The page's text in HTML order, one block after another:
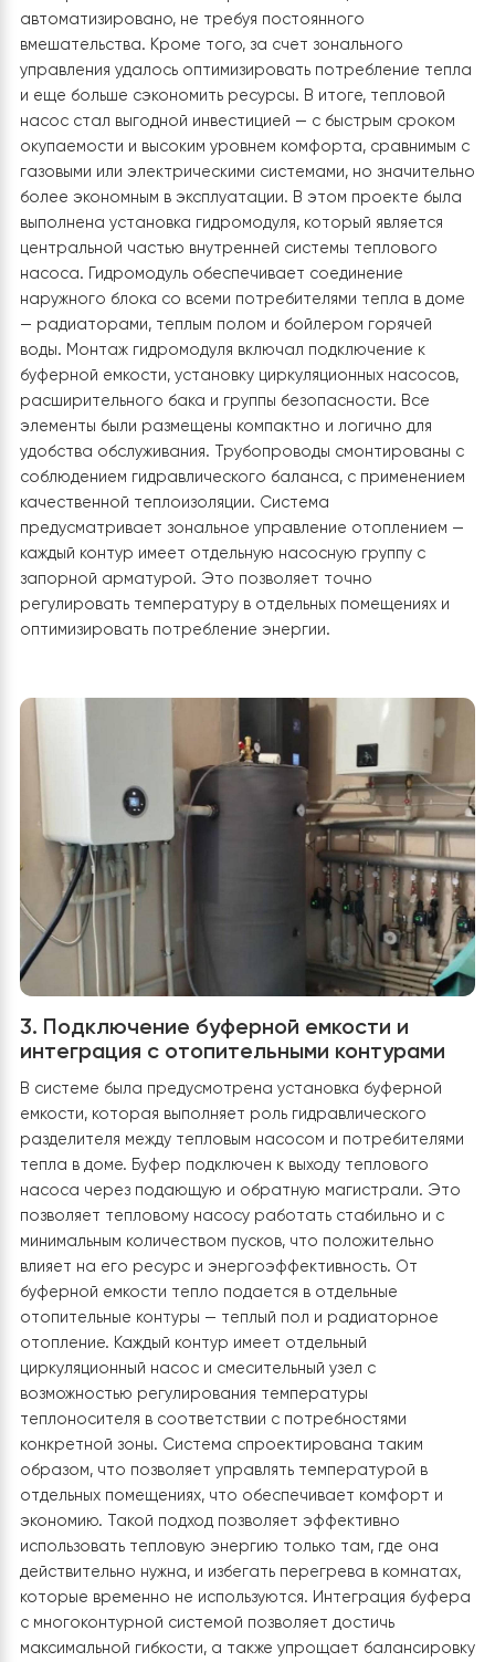
2. Монтаж гидромодуля Raymer RAY-
EVI (220V)
После запуска новой системы заказчик получил
значительное снижение расходов на отопление — в
несколько раз по сравнению с предыдущим
электрокотлом. Система работает тихо, стабильно
автоматизировано, не требуя постоянного
вмешательства. Кроме того, за счет зонального
и еще больше сэкономить ресурсы. В итоге, тепловой
насос стал выгодной инвестицией — с быстрым
окупаемости и высоким уровнем комфорта,
газовыми или электрическими системами, но
центральной частью внутренней системы теплового
насоса. Гидромодуль обеспечивает соединение
наружного блока со всеми потребителями тепла в
— радиаторами, теплым полом и бойлером горячей
воды. Монтаж гидромодуля включал подключение к
буферной емкости, установку циркуляционных
расширительного бака и группы безопасности. Все
элементы были размещены компактно и логично для
удобства обслуживания. Трубопроводы
соблюдением гидравлического баланса, с
качественной теплоизоляции. Система
предусматривает зональное управление
каждый контур имеет отдельную насосную группу с
запорной арматурой. Это позволяет точно
регулировать температуру в отдельных помещениях
оптимизировать потребление энергии.
3. Подключение буферной емкости и
интеграция с отопительными контурами
В системе была предусмотрена установка буферной